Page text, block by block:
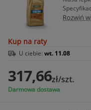
Rozwiń
Kup na raty
U ciebie: wt. 11.08
317,66zł/szt.
Darmowa dostawa